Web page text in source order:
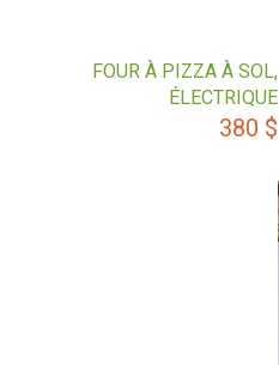
FOUR À PIZZA À SOL,
ÉLECTRIQUE
380 $